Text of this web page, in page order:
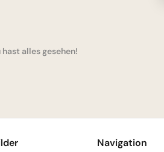
hast alles gesehen!
Navigation